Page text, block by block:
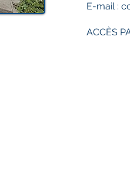
E-mail :
ACCÈS